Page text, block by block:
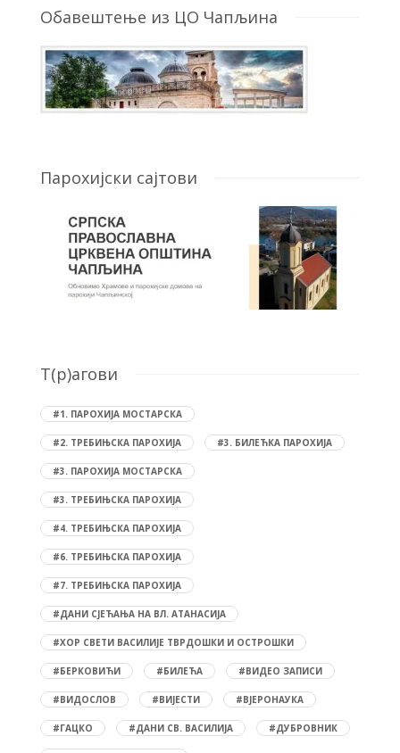
Обавештење из ЦО Чапљина
Парохијски сајтови
T(р)агови
#1. ПАРОХИЈА МОСТАРСКА
#2. ТРЕБИЊСКА ПАРОХИЈА #3. БИЛЕЋКА ПАРОХИЈА
#3. ПАРОХИЈА МОСТАРСКА
#3. ТРЕБИЊСКА ПАРОХИЈА
#4. ТРЕБИЊСКА ПАРОХИЈА
#6. ТРЕБИЊСКА ПАРОХИЈА
#7. ТРЕБИЊСКА ПАРОХИЈА
#ДАНИ СЈЕЋАЊА НА ВЛ. АТАНАСИЈА
#ХОР СВЕТИ ВАСИЛИЈЕ ТВРДОШКИ И ОСТРОШКИ
#БЕРКОВИЋИ #БИЛЕЋА #ВИДЕО ЗАПИСИ
#ВИДОСЛОВ #ВИЈЕСТИ #ВЈЕРОНАУКА
#ГАЦКО #ДАНИ СВ. ВАСИЛИЈА #ДУБРОВНИК